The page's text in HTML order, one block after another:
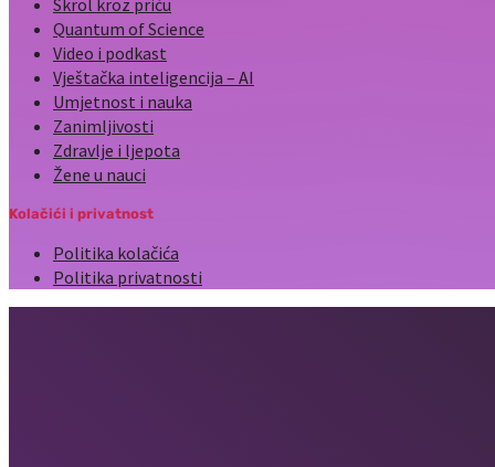
Skrol kroz priču
Quantum of Science
Video i podkast
Vještačka inteligencija – AI
Umjetnost i nauka
Zanimljivosti
Zdravlje i ljepota
Žene u nauci
Kolačići i privatnost
Politika kolačića
Politika privatnosti